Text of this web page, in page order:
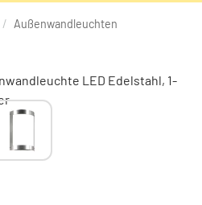
/ Außenwandleuchten